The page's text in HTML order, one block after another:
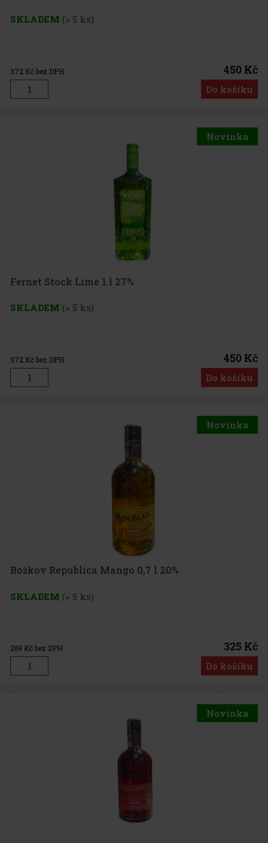
SKLADEM (> 5 ks)
372 Kč bez DPH 450 Kč
Do košíku
Novinka
Fernet Stock Lime 1 l 27%
SKLADEM (> 5 ks)
372 Kč bez DPH 450 Kč
Do košíku
Novinka
Božkov Republica Mango 0,7 l 20%
SKLADEM (> 5 ks)
269 Kč bez DPH 325 Kč
Do košíku
Novinka